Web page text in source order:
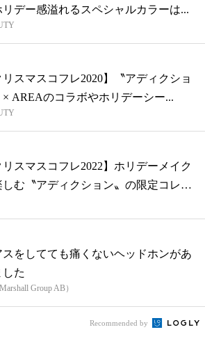
リデー感溢れるスペシャルカラーは...
リスマスコフレ2020】〝アディクショ
× AREAのコラボやホリデーシー...
リスマスコフレ2022】ホリデーメイク
しむ〝アディクション〟の限定コレ
スをしてても痛くないヘッドホンがあ
した
Group AB）
Recommended by